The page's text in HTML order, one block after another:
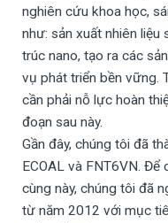
nghiên cứu khoa học,
như: sản xuất nhiên liệu
trúc nano, tạo ra các
vụ phát triển bền vững.
cần phải nỗ lực hoàn
đoạn sau này.
Gần đây, chúng tôi đã
ECOAL và FNT6VN.
cùng này, chúng tôi đã
từ năm 2012 với mục